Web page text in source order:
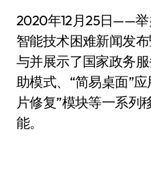
2020年12月25日——举办切实解决老年人运用
智能技术困难新闻发
与并展示了国家政务
助模式、“简易桌面”
片修复”模块等一系列
能。